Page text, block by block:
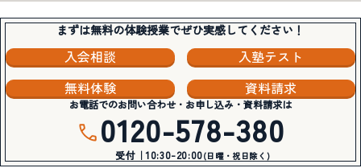
まずは無料の体験授業でぜひ実感してください！
入会相談
入塾テスト
無料体験
資料請求
お電話でのお問い合わせ・お申し込み・資料請求は
0120-578-380
受付｜10:30-20:00(日曜・祝日除く)